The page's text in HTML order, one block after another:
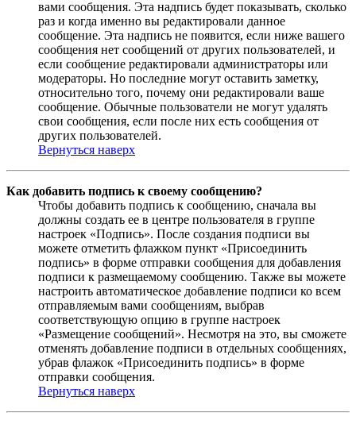
вами сообщения. Эта надпись будет показывать, сколько
раз и когда именно вы редактировали данное
сообщение. Эта надпись не появится, если ниже вашего
сообщения нет сообщений от других пользователей, и
если сообщение редактировали администраторы или
модераторы. Но последние могут оставить заметку,
относительно того, почему они редактировали ваше
сообщение. Обычные пользователи не могут удалять
свои сообщения, если после них есть сообщения от
других пользователей.
Вернуться наверх
Как добавить подпись к своему сообщению?
Чтобы добавить подпись к сообщению, сначала вы
должны создать ее в центре пользователя в группе
настроек «Подпись». После создания подписи вы
можете отметить флажком пункт «Присоединить
подпись» в форме отправки сообщения для добавления
подписи к размещаемому сообщению. Также вы можете
настроить автоматическое добавление подписи ко всем
отправляемым вами сообщениям, выбрав
соответствующую опцию в группе настроек
«Размещение сообщений». Несмотря на это, вы сможете
отменять добавление подписи в отдельных сообщениях,
убрав флажок «Присоединить подпись» в форме
отправки сообщения.
Вернуться наверх